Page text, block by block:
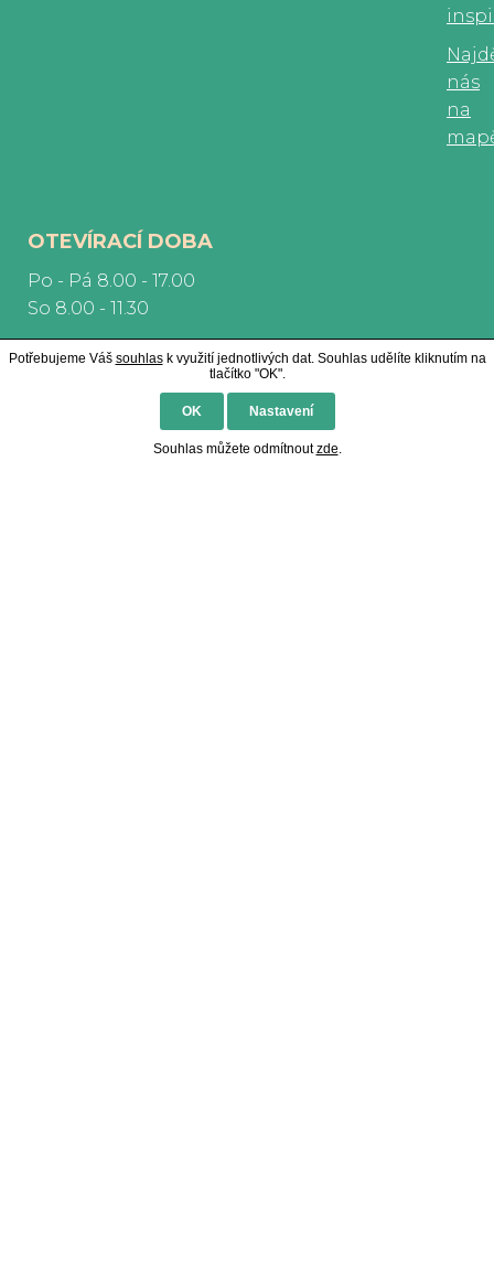
nás
na
OTEVÍRACÍ DOBA
Po - Pá 8.00 - 17.00
So 8.00 - 11.30
Potřebujeme Váš souhlask využití jednotlivých dat. Souhlas udělíte kliknutím na
tlačítko "OK".
OK Nastavení
Souhlas můžete odmítnoutzde.